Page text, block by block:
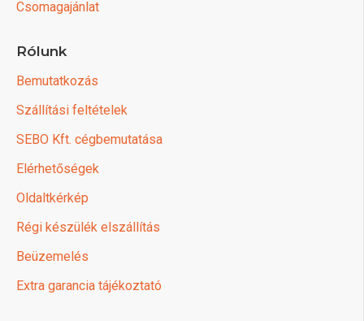
Csomagajánlat
Rólunk
Bemutatkozás
Szállítási feltételek
SEBO Kft. cégbemutatása
Elérhetőségek
Oldaltkérkép
Régi készülék elszállítás
Beüzemelés
Extra garancia tájékoztató